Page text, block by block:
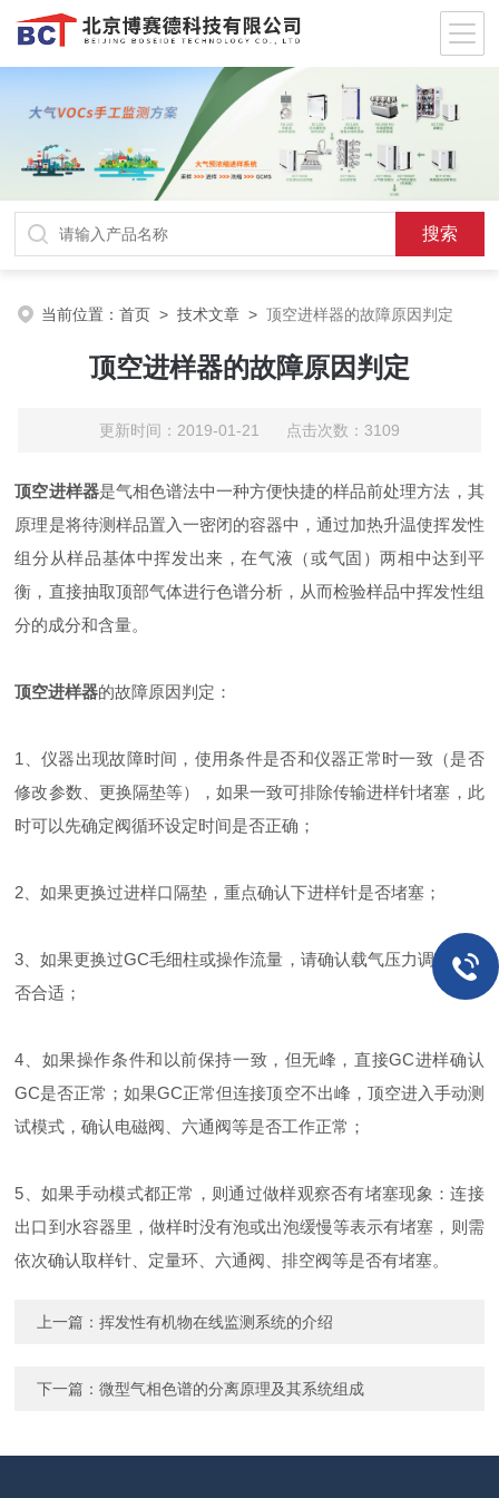
当前位置：首页 >技术文章 >顶空进样器的故障原因判定
顶空进样器的故障原因判定
更新时间：2019-01-21 点击次数：3109
顶空进样器是气相色谱法中一种方便快捷的样品前处理方法，其
原理是将待测样品置入一密闭的容器中，通过加热升温使挥发性
组分从样品基体中挥发出来，在气液（或气固）两相中达到平
衡，直接抽取顶部气体进行色谱分析，从而检验样品中挥发性组
分的成分和含量。
顶空进样器的故障原因判定：
1、仪器出现故障时间，使用条件是否和仪器正常时一致（是否
修改参数、更换隔垫等），如果一致可排除传输进样针堵塞，此
时可以先确定阀循环设定时间是否正确；
2、如果更换过进样口隔垫，重点确认下进样针是否堵塞；
3、如果更换过GC毛细柱或操作流量，请确认载气压力调节的是
否合适；
4、如果操作条件和以前保持一致，但无峰，直接GC进样确认
GC是否正常；如果GC正常但连接顶空不出峰，顶空进入手动测
试模式，确认电磁阀、六通阀等是否工作正常；
5、如果手动模式都正常，则通过做样观察否有堵塞现象：连接
出口到水容器里，做样时没有泡或出泡缓慢等表示有堵塞，则需
依次确认取样针、定量环、六通阀、排空阀等是否有堵塞。
上一篇：挥发性有机物在线监测系统的介绍
下一篇：微型气相色谱的分离原理及其系统组成